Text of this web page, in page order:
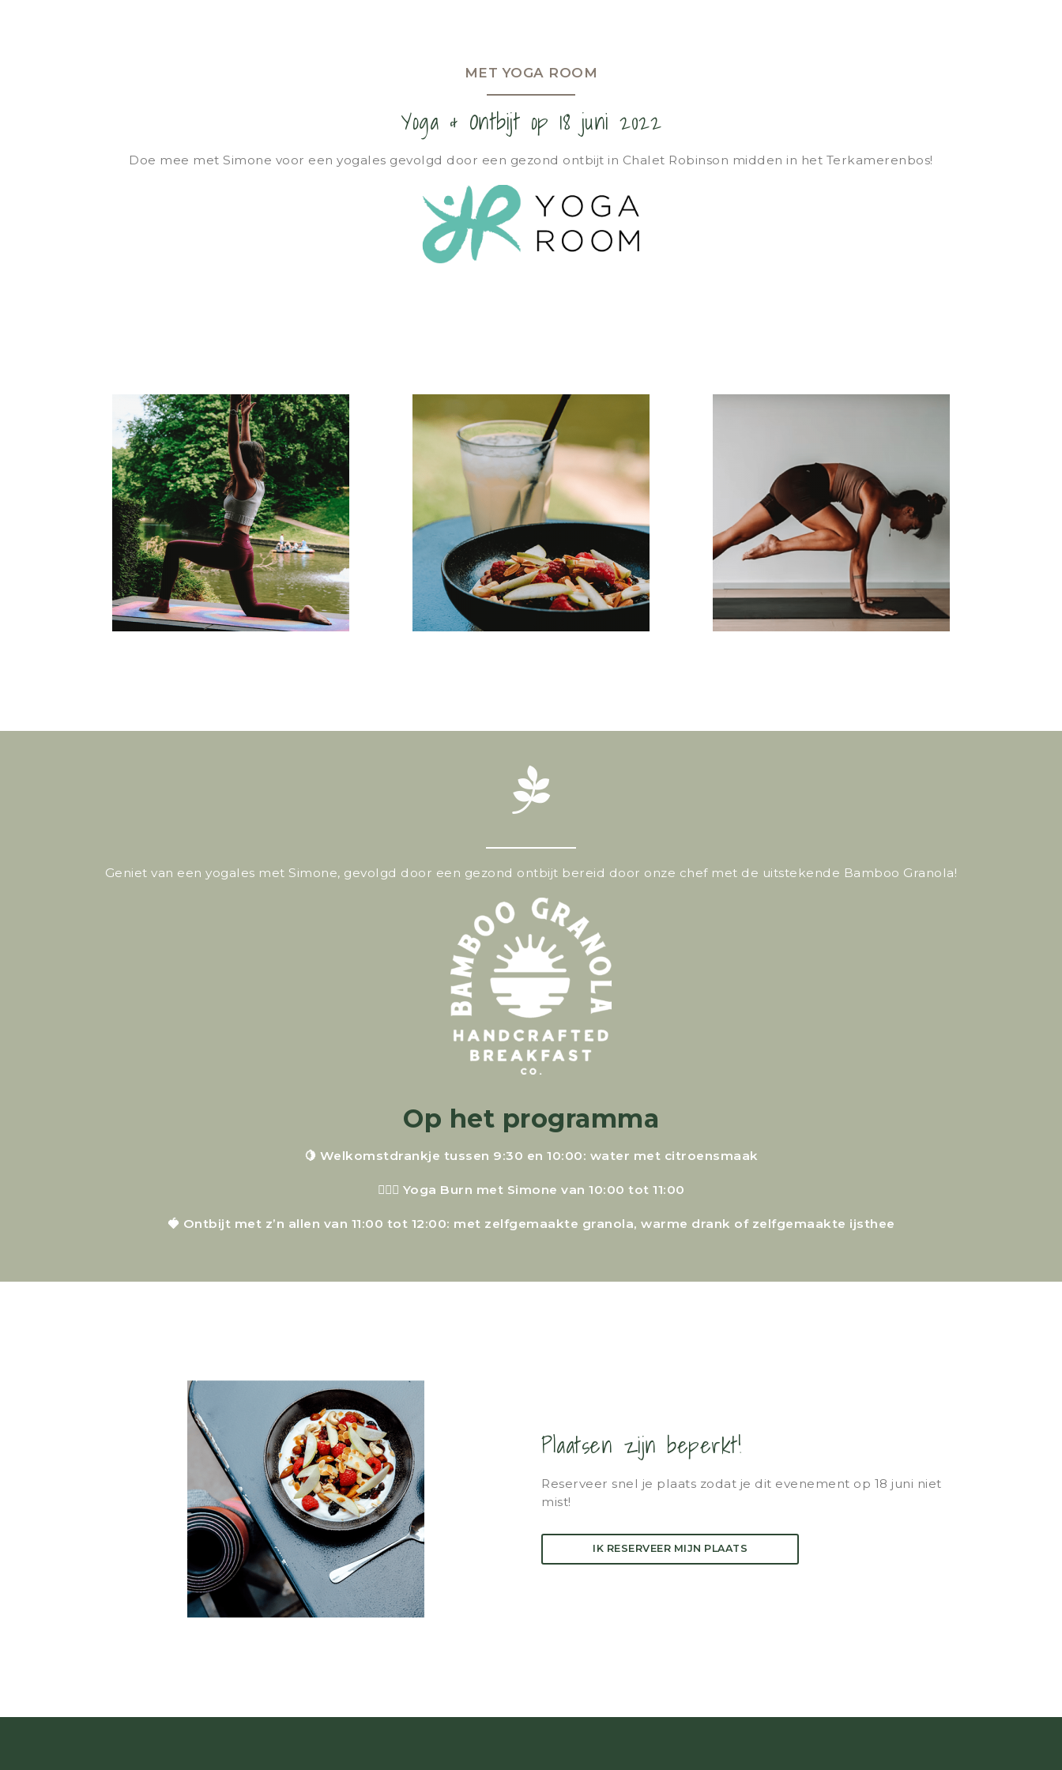
MET YOGA ROOM
Yoga & Ontbijt op 18 juni 2022
Doe mee met Simone voor een yogales gevolgd door een gezond ontbijt in Chalet Robinson midden in het Terkamerenbos!
Geniet van een yogales met Simone, gevolgd door een gezond ontbijt bereid door onze chef met de uitstekende Bamboo Granola!
Op het programma
🍋 Welkomstdrankje tussen 9:30 en 10:00: water met citroensmaak
🧘🏻‍♀️ Yoga Burn met Simone van 10:00 tot 11:00
🍓 Ontbijt met z’n allen van 11:00 tot 12:00: met zelfgemaakte granola, warme drank of zelfgemaakte ijsthee
Plaatsen zijn beperkt!
Reserveer snel je plaats zodat je dit evenement op 18 juni niet
mist!
IK RESERVEER MIJN PLAATS